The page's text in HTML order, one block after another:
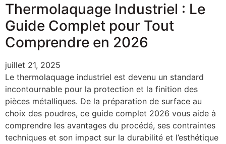
Thermolaquage Industriel : Le
Guide Complet pour Tout
Comprendre en 2026
juillet 21, 2025
Le thermolaquage industriel est devenu un standard
incontournable pour la protection et la finition des
pièces métalliques. De la préparation de surface au
choix des poudres, ce guide complet 2026 vous aide à
comprendre les avantages du procédé, ses contraintes
techniques et son impact sur la durabilité et l’esthétique